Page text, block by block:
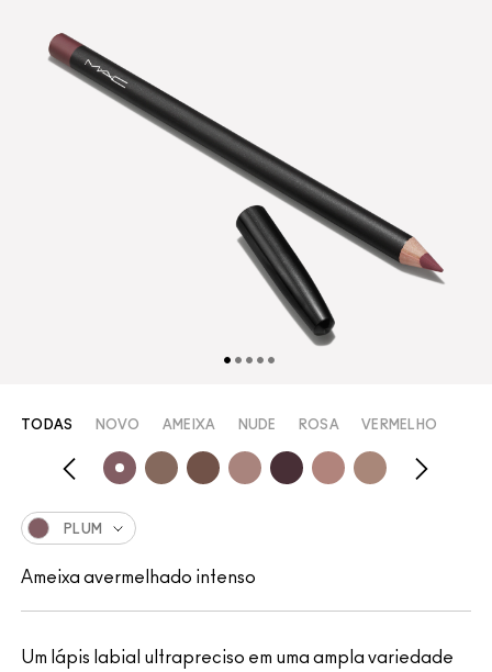
Um lápis labial ultrapreciso em uma ampla variedade
TODAS NOVO AMEIXA NUDE ROSA VERMELHO
PLUM
Ameixa avermelhado intenso